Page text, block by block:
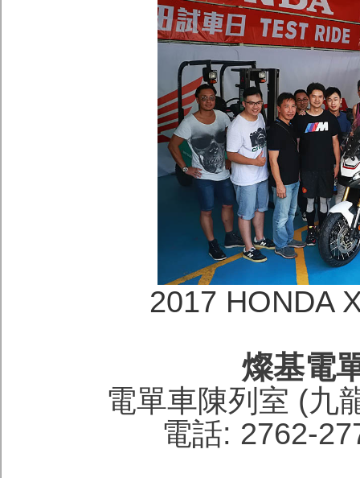
2017 HONDA
燦基電
電單車陳列室 (九
電話: 2762-